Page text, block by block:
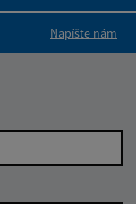
Napíšte nám